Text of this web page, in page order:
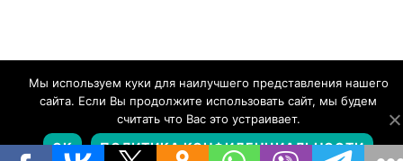
Мы используем куки для наилучшего представления нашего
сайта. Если Вы продолжите использовать сайт, мы будем
считать что Вас это устраивает.
ОК ПОЛИТИКА КОНФИДЕНЦИАЛЬНОСТИ